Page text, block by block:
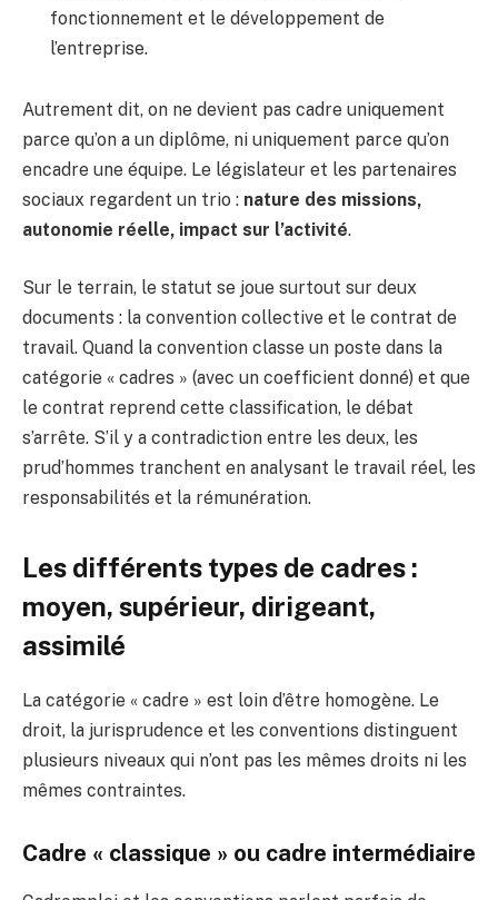
fonctionnement et le développement de
l’entreprise.
Autrement dit, on ne devient pas cadre uniquement
parce qu’on a un diplôme, ni uniquement parce qu’on
encadre une équipe. Le législateur et les partenaires
sociaux regardent un trio : nature des missions,
autonomie réelle, impact sur l’activité.
Sur le terrain, le statut se joue surtout sur deux
documents : la convention collective et le contrat de
travail. Quand la convention classe un poste dans la
catégorie « cadres » (avec un coefficient donné) et que
le contrat reprend cette classification, le débat
s’arrête. S’il y a contradiction entre les deux, les
prud’hommes tranchent en analysant le travail réel, les
responsabilités et la rémunération.
Les différents types de cadres :
moyen, supérieur, dirigeant,
assimilé
La catégorie « cadre » est loin d’être homogène. Le
droit, la jurisprudence et les conventions distinguent
plusieurs niveaux qui n’ont pas les mêmes droits ni les
mêmes contraintes.
Cadre « classique » ou cadre intermédiaire